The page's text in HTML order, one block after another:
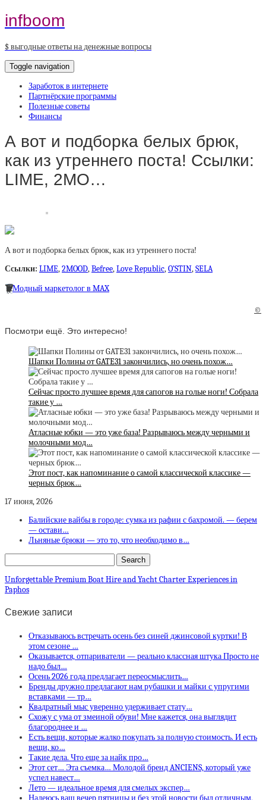
infboom
$ выгодные ответы на денежные вопросы
Toggle navigation
Заработок в интернете
Партнёрские программы
Полезные советы
Финансы
А вот и подборка белых брюк,
как из утреннего поста! Ссылки:
LIME, 2MO…
А вот и подборка белых брюк, как из утреннего поста!
Ссылки: LIME,2MOOD,Befree,Love Republic,O’STIN,SELA
🗑Модный маркетолог в MAX
©
Посмотри ещё. Это интересно!
Шапки Полины от GATE31 закончились, но очень похож…
Сейчас просто лучшее время для сапогов на голые ноги! Собрала
такие у …
Атласные юбки — это уже база! Разрываюсь между черными и
молочными мод…
Этот пост, как напоминание o самой классической классике —
черных брюк…
17 июня, 2026
Балийские вайбы в городе: сумка из рафии с бахромой. — берем
— остави…
Льняные брюки — это то, что необходимо в…
Unforgettable Premium Boat Hire and Yacht Charter Experiences in
Paphos
Свежие записи
Отказываюсь встречать осень без синей джинсовой куртки! В
этом сезоне …
Оказывается, отпариватели — реально классная штука Просто не
надо был…
Осень 2026 года предлагает переосмыслить…
Бренды дружно предлагают нам рубашки и майки с упругими
вставками — тр…
Квадратный мыс уверенно удерживает стату…
Схожу с ума от змеиной обуви! Мне кажется, она выглядит
благороднее и …
Есть вещи, которые жалко покупать за полную стоимость. И есть
вещи, ко…
Такие дела. Что еще за найк про…
Этот сет… Эта съемка… Молодой бренд ANCIENS, который уже
успел навест…
Лето — идеальное время для смелых экспер…
Надеюсь ваш вечер пятницы и без этой новости был отличным,